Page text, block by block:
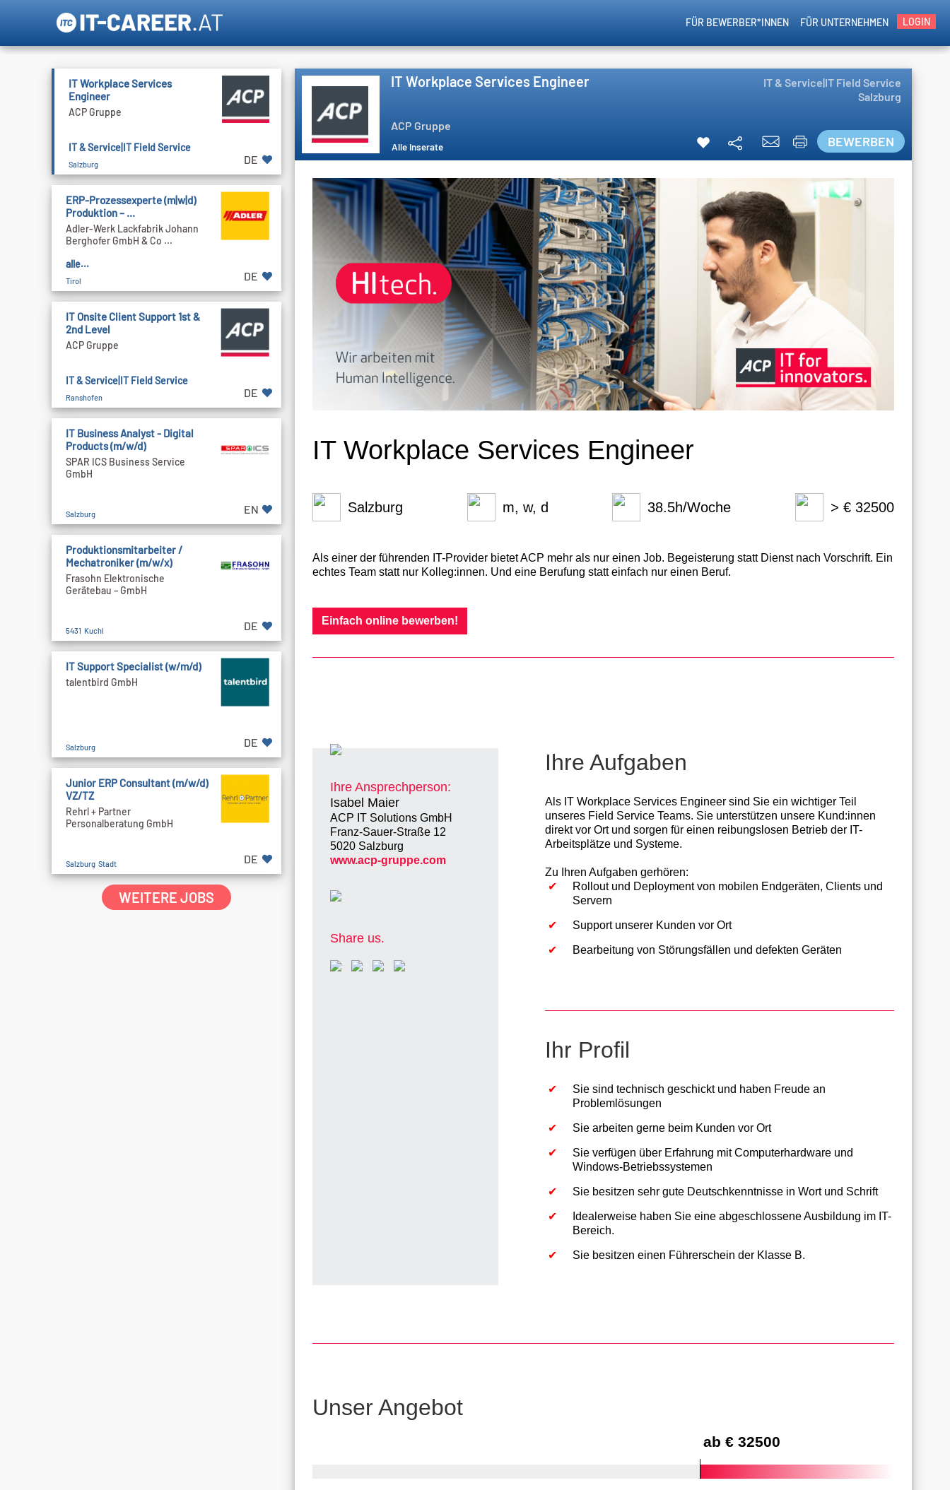
LOGIN
FÜR UNTERNEHMEN
FÜR BEWERBER*INNEN
IT Workplace Services Engineer IT & Service|IT Field Service
ACP Gruppe
Salzburg
Alle Inserate BEWERBEN
IT Workplace Services Engineer
Salzburg m, w, d 38.5h/Woche > € 32500
Als einer der führenden IT-Provider bietet ACP mehr als nur einen Job. Begeisterung statt Dienst nach Vorschrift. Ein
echtes Team statt nur Kolleg:innen. Und eine Berufung statt einfach nur einen Beruf.
Einfach online bewerben!
Ihre Ansprechperson:
Isabel Maier
ACP IT Solutions GmbH
Franz-Sauer-Straße 12
5020 Salzburg
www.acp-gruppe.com
Share us.
Ihre Aufgaben
Als IT Workplace Services Engineer sind Sie ein wichtiger Teil
unseres Field Service Teams. Sie unterstützen unsere Kund:innen
direkt vor Ort und sorgen für einen reibungslosen Betrieb der IT-
Arbeitsplätze und Systeme.
Zu Ihren Aufgaben gerhören:
Rollout und Deployment von mobilen Endgeräten, Clients und
Servern
Support unserer Kunden vor Ort
Bearbeitung von Störungsfällen und defekten Geräten
Ihr Profil
Sie sind technisch geschickt und haben Freude an
Problemlösungen
Sie arbeiten gerne beim Kunden vor Ort
Sie verfügen über Erfahrung mit Computerhardware und
Windows-Betriebssystemen
Sie besitzen sehr gute Deutschkenntnisse in Wort und Schrift
Idealerweise haben Sie eine abgeschlossene Ausbildung im IT-
Bereich.
Sie besitzen einen Führerschein der Klasse B.
Unser Angebot
ab € 32500
IT Workplace Services
Engineer
ACP Gruppe
IT & Service|IT Field Service
Salzburg DE
ERP-Prozessexperte (m|w|d)
Produktion – ...
Adler-Werk Lackfabrik Johann
Berghofer GmbH & Co ...
alle...
Tirol DE
IT Onsite Client Support 1st &
2nd Level
ACP Gruppe
IT & Service|IT Field Service
Ranshofen DE
IT Business Analyst - Digital
Products (m/w/d)
SPAR ICS Business Service
GmbH
Salzburg EN
Produktionsmitarbeiter /
Mechatroniker (m/w/x)
Frasohn Elektronische
Gerätebau – GmbH
5431 Kuchl DE
IT Support Specialist (w/m/d)
talentbird GmbH
Salzburg DE
Junior ERP Consultant (m/w/d)
VZ/TZ
Rehrl + Partner
Personalberatung GmbH
Salzburg Stadt DE
WEITERE JOBS